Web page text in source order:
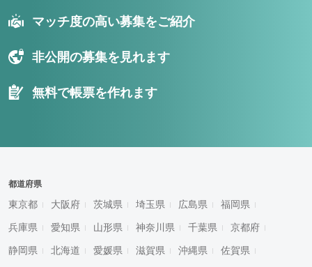
マッチ度の高い募集をご紹介
非公開の募集を見れます
無料で帳票を作れます
都道府県
東京都 大阪府 茨城県 埼玉県 広島県 福岡県
兵庫県 愛知県 山形県 神奈川県 千葉県 京都府
静岡県 北海道 愛媛県 滋賀県 沖縄県 佐賀県